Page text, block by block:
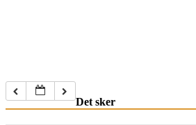
Det sker